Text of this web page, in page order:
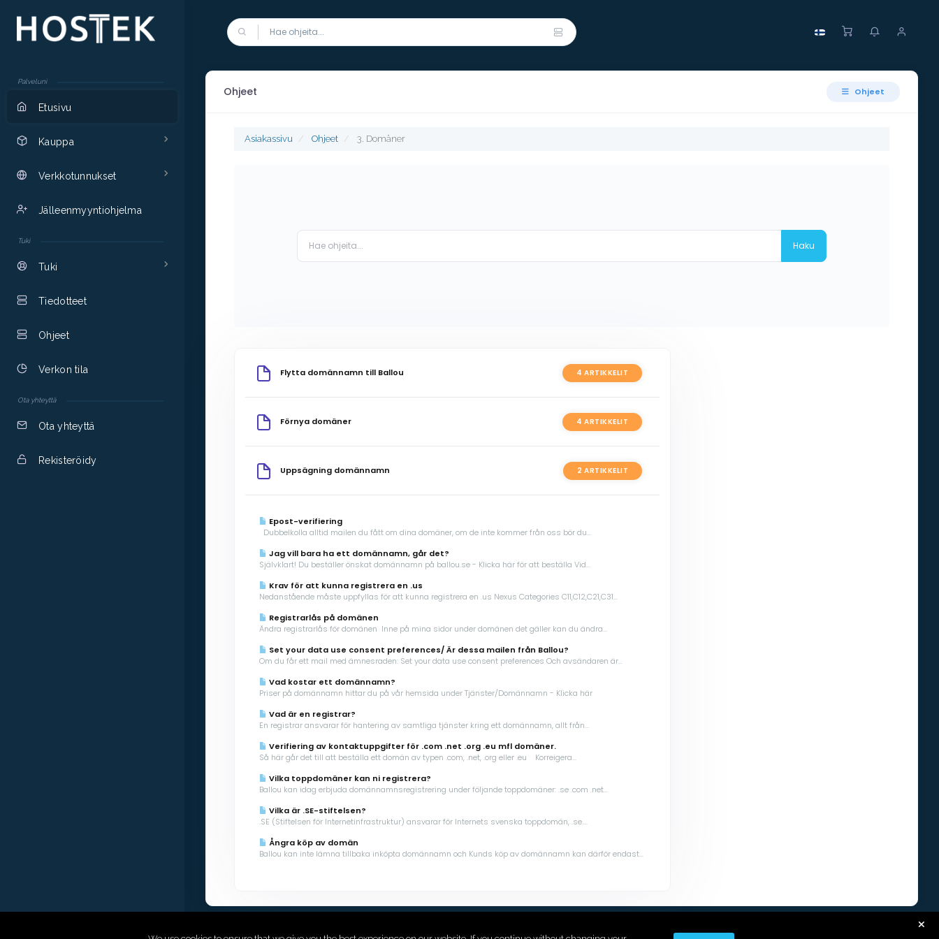
Palveluni
Etusivu
Kauppa
Verkkotunnukset
Jälleenmyyntiohjelma
Tuki
Tuki
Tiedotteet
Ohjeet
Verkon tila
Ota yhteyttä
Ota yhteyttä
Rekisteröidy
Ohjeet Ohjeet
Asiakassivu Ohjeet 3. Domäner
Flytta domännamn till Ballou 4 ARTIKKELIT
Förnya domäner 4 ARTIKKELIT
Uppsägning domännamn 2 ARTIKKELIT
Epost-verifiering
Dubbelkolla alltid mailen du fått om dina domäner, om de inte kommer från oss bör du...
Jag vill bara ha ett domännamn, går det?
Självklart! Du beställer önskat domännamn på ballou.se - Klicka här för att beställa Vid...
Krav för att kunna registrera en .us
Nedanstående måste uppfyllas för att kunna registrera en .us Nexus Categories C11,C12,C21,C31...
Registrarlås på domänen
Ändra registrarlås för domänen Inne på mina sidor under domänen det gäller kan du ändra...
Set your data use consent preferences/ Är dessa mailen från Ballou?
Om du får ett mail med ämnesraden: Set your data use consent preferences Och avsändaren är...
Vad kostar ett domännamn?
Priser på domännamn hittar du på vår hemsida under Tjänster/Domännamn - Klicka här
Vad är en registrar?
En registrar ansvarar för hantering av samtliga tjänster kring ett domännamn, allt från...
Verifiering av kontaktuppgifter för .com .net .org .eu mfl domäner.
Så här går det till att beställa ett domän av typen .com, .net, .org eller .eu Korreigera...
Vilka toppdomäner kan ni registrera?
Ballou kan idag erbjuda domännamnsregistrering under följande toppdomäner: .se .com .net...
Vilka är .SE-stiftelsen?
.SE (Stiftelsen för Internetinfrastruktur) ansvarar för Internets svenska toppdomän, .se....
Ångra köp av domän
Ballou kan inte lämna tillbaka inköpta domännamn och Kunds köp av domännamn kan därför endast...